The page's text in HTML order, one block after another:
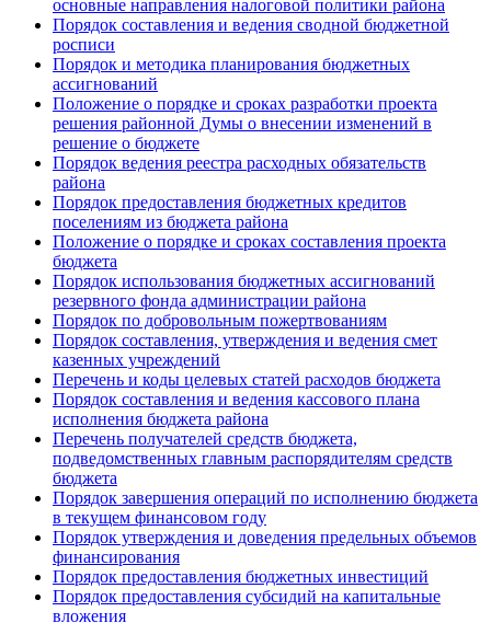
основные направления налоговой политики района
Порядок составления и ведения сводной бюджетной
росписи
Порядок и методика планирования бюджетных
ассигнований
Положение о порядке и сроках разработки проекта
решения районной Думы о внесении изменений в
решение о бюджете
Порядок ведения реестра расходных обязательств
района
Порядок предоставления бюджетных кредитов
поселениям из бюджета района
Положение о порядке и сроках составления проекта
бюджета
Порядок использования бюджетных ассигнований
резервного фонда администрации района
Порядок по добровольным пожертвованиям
Порядок составления, утверждения и ведения смет
казенных учреждений
Перечень и коды целевых статей расходов бюджета
Порядок составления и ведения кассового плана
исполнения бюджета района
Перечень получателей средств бюджета,
подведомственных главным распорядителям средств
бюджета
Порядок завершения операций по исполнению бюджета
в текущем финансовом году
Порядок утверждения и доведения предельных объемов
финансирования
Порядок предоставления бюджетных инвестиций
Порядок предоставления субсидий на капитальные
вложения